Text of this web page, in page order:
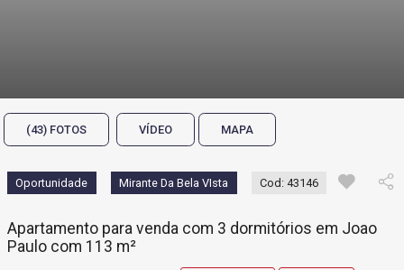
(43) FOTOS VÍDEO MAPA
Oportunidade Mirante Da Bela VIsta Cod: 43146
Apartamento para venda com 3 dormitórios em Joao
Paulo com 113 m²